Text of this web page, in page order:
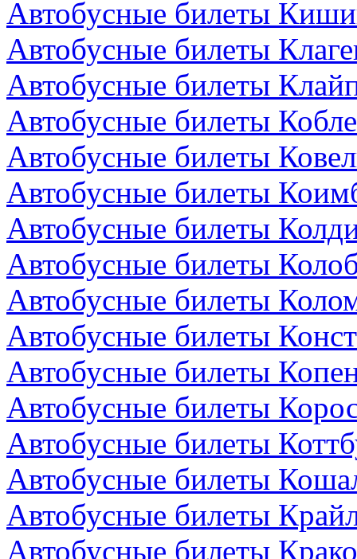
Автобусные билеты
Автобусные билеты
Автобусные билеты
Автобусные билеты
Автобусные билеты
Автобусные билеты
Автобусные билеты
Автобусные билеты
Автобусные билеты
Автобусные билеты
Автобусные билеты
Автобусные билеты
Автобусные билеты
Автобусные билеты
Автобусные билеты
Автобусные билеты